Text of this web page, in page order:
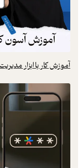
آموزش کار با ابزار مدیریت